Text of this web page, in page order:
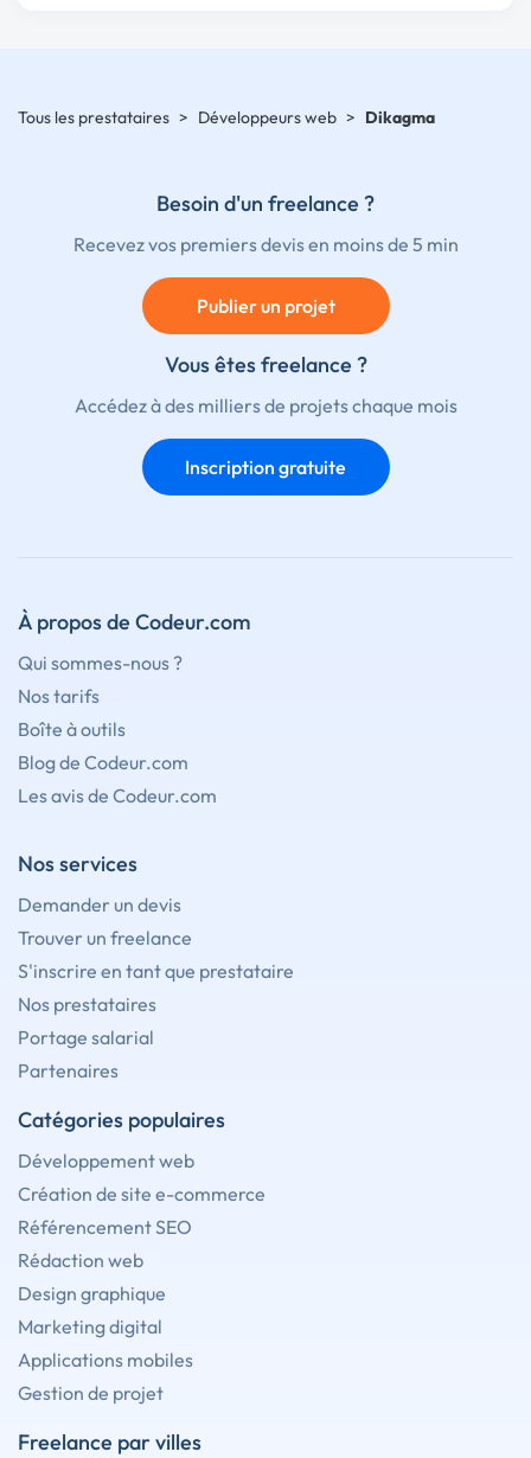
Tous les prestataires > Développeurs web > Dikagma
Besoin d'un freelance ?
Recevez vos premiers devis en moins de 5 min
Publier un projet
Vous êtes freelance ?
Accédez à des milliers de projets chaque mois
Inscription gratuite
À propos de Codeur.com
Qui sommes-nous ?
Nos tarifs
Boîte à outils
Blog de Codeur.com
Les avis de Codeur.com
Nos services
Demander un devis
Trouver un freelance
S'inscrire en tant que prestataire
Nos prestataires
Portage salarial
Partenaires
Catégories populaires
Développement web
Création de site e-commerce
Référencement SEO
Rédaction web
Design graphique
Marketing digital
Applications mobiles
Gestion de projet
Freelance par villes